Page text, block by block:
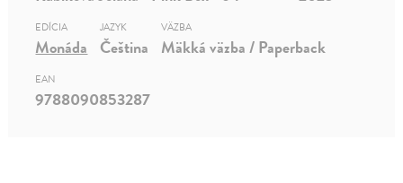
EDÍCIA
Monáda
JAZYK
Čeština
VÄZBA
Mäkká väzba / Paperback
EAN
9788090853287